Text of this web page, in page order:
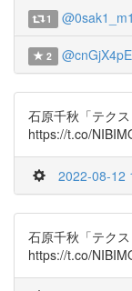
1
2
石原千秋「テクス
https://t.co/
2022-08-12
石原千秋「テクス
https://t.co/